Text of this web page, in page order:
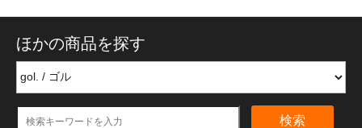
ほかの商品を探す
検索